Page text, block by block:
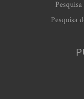
Pesquisa